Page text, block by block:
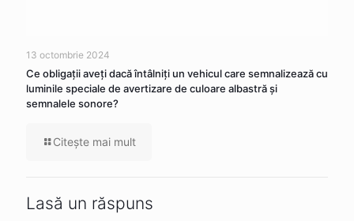
13 octombrie 2024
Ce obligaţii aveţi dacă întâlniţi un vehicul care semnalizează cu
luminile speciale de avertizare de culoare albastră şi
semnalele sonore?
Citeşte mai mult
Lasă un răspuns